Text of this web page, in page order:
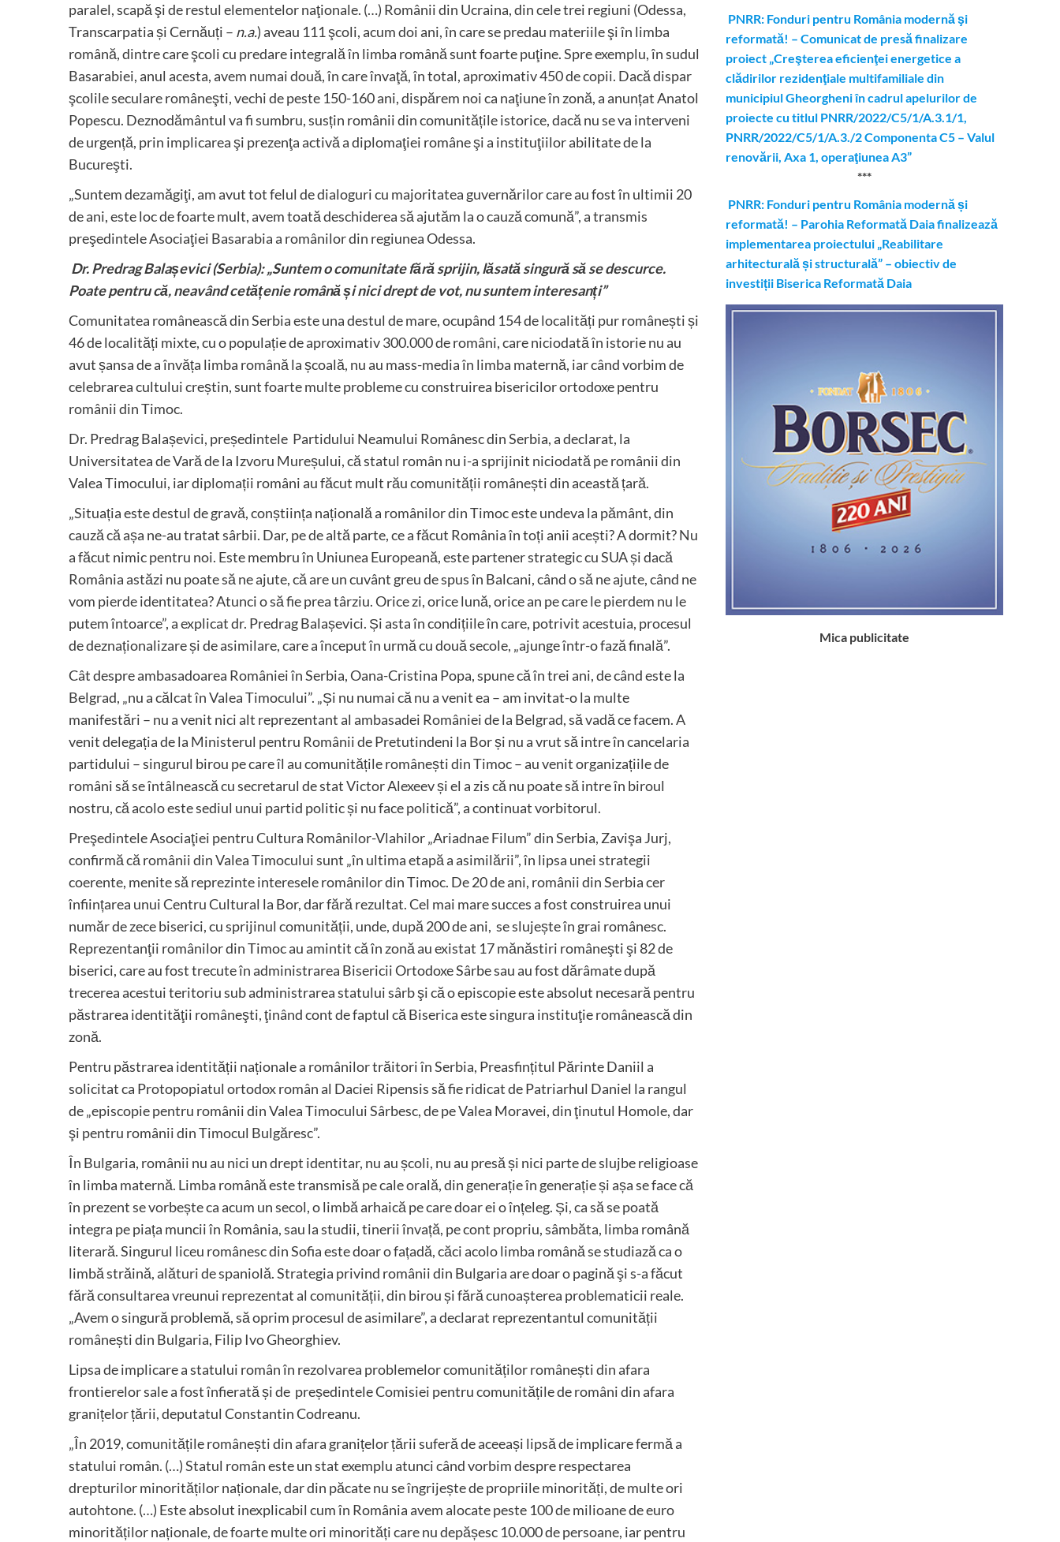
paralel, scapă şi de restul elementelor naţionale. (…) Românii din Ucraina, din cele trei regiuni (Odessa,
Transcarpatia și Cernăuți – n.a.) aveau 111 şcoli, acum doi ani, în care se predau materiile şi în limba
română, dintre care şcoli cu predare integrală în limba română sunt foarte puţine. Spre exemplu, în sudul
Basarabiei, anul acesta, avem numai două, în care învaţă, în total, aproximativ 450 de copii. Dacă dispar
şcolile seculare româneşti, vechi de peste 150-160 ani, dispărem noi ca naţiune în zonă, a anunțat Anatol
Popescu. Deznodământul va fi sumbru, susțin românii din comunitățile istorice, dacă nu se va interveni
de urgență, prin implicarea şi prezenţa activă a diplomaţiei române şi a instituţiilor abilitate de la
Bucureşti.
„Suntem dezamăgiţi, am avut tot felul de dialoguri cu majoritatea guvernărilor care au fost în ultimii 20
de ani, este loc de foarte mult, avem toată deschiderea să ajutăm la o cauză comună”, a transmis
preşedintele Asociaţiei Basarabia a românilor din regiunea Odessa.
Dr. Predrag Balașevici (Serbia): „Suntem o comunitate fără sprijin, lăsată singură să se descurce.
Poate pentru că, neavând cetățenie română și nici drept de vot, nu suntem interesanți”
Comunitatea românească din Serbia este una destul de mare, ocupând 154 de localități pur românești și
46 de localități mixte, cu o populație de aproximativ 300.000 de români, care niciodată în istorie nu au
avut șansa de a învăța limba română la școală, nu au mass-media în limba maternă, iar când vorbim de
celebrarea cultului creștin, sunt foarte multe probleme cu construirea bisericilor ortodoxe pentru
românii din Timoc.
Dr. Predrag Balașevici, președintele Partidului Neamului Românesc din Serbia, a declarat, la
Universitatea de Vară de la Izvoru Mureșului, că statul român nu i-a sprijinit niciodată pe românii din
Valea Timocului, iar diplomații români au făcut mult rău comunității românești din această țară.
„Situația este destul de gravă, conștiința națională a românilor din Timoc este undeva la pământ, din
cauză că așa ne-au tratat sârbii. Dar, pe de altă parte, ce a făcut România în toți anii acești? A dormit? Nu
a făcut nimic pentru noi. Este membru în Uniunea Europeană, este partener strategic cu SUA și dacă
România astăzi nu poate să ne ajute, că are un cuvânt greu de spus în Balcani, când o să ne ajute, când ne
vom pierde identitatea? Atunci o să fie prea târziu. Orice zi, orice lună, orice an pe care le pierdem nu le
putem întoarce”, a explicat dr. Predrag Balașevici. Și asta în condițiile în care, potrivit acestuia, procesul
de deznaționalizare și de asimilare, care a început în urmă cu două secole, „ajunge într-o fază finală”.
Cât despre ambasadoarea României în Serbia, Oana-Cristina Popa, spune că în trei ani, de când este la
Belgrad, „nu a călcat în Valea Timocului”. „Și nu numai că nu a venit ea – am invitat-o la multe
manifestări – nu a venit nici alt reprezentant al ambasadei României de la Belgrad, să vadă ce facem. A
venit delegația de la Ministerul pentru Românii de Pretutindeni la Bor și nu a vrut să intre în cancelaria
partidului – singurul birou pe care îl au comunitățile românești din Timoc – au venit organizațiile de
români să se întâlnească cu secretarul de stat Victor Alexeev și el a zis că nu poate să intre în biroul
nostru, că acolo este sediul unui partid politic și nu face politică”, a continuat vorbitorul.
Preşedintele Asociaţiei pentru Cultura Românilor-Vlahilor „Ariadnae Filum” din Serbia, Zavişa Jurj,
confirmă că românii din Valea Timocului sunt „în ultima etapă a asimilării”, în lipsa unei strategii
coerente, menite să reprezinte interesele românilor din Timoc. De 20 de ani, românii din Serbia cer
înființarea unui Centru Cultural la Bor, dar fără rezultat. Cel mai mare succes a fost construirea unui
număr de zece biserici, cu sprijinul comunității, unde, după 200 de ani, se slujește în grai românesc.
Reprezentanţii românilor din Timoc au amintit că în zonă au existat 17 mănăstiri româneşti şi 82 de
biserici, care au fost trecute în administrarea Bisericii Ortodoxe Sârbe sau au fost dărâmate după
trecerea acestui teritoriu sub administrarea statului sârb şi că o episcopie este absolut necesară pentru
păstrarea identităţii româneşti, ţinând cont de faptul că Biserica este singura instituţie românească din
zonă.
Pentru păstrarea identității naționale a românilor trăitori în Serbia, Preasfințitul Părinte Daniil a
solicitat ca Protopopiatul ortodox român al Daciei Ripensis să fie ridicat de Patriarhul Daniel la rangul
de „episcopie pentru românii din Valea Timocului Sârbesc, de pe Valea Moravei, din ţinutul Homole, dar
şi pentru românii din Timocul Bulgăresc”.
În Bulgaria, românii nu au nici un drept identitar, nu au școli, nu au presă și nici parte de slujbe religioase
în limba maternă. Limba română este transmisă pe cale orală, din generație în generație și așa se face că
în prezent se vorbește ca acum un secol, o limbă arhaică pe care doar ei o înțeleg. Și, ca să se poată
integra pe piața muncii în România, sau la studii, tinerii învață, pe cont propriu, sâmbăta, limba română
literară. Singurul liceu românesc din Sofia este doar o fațadă, căci acolo limba română se studiază ca o
limbă străină, alături de spaniolă. Strategia privind românii din Bulgaria are doar o pagină şi s-a făcut
fără consultarea vreunui reprezentat al comunității, din birou și fără cunoașterea problematicii reale.
„Avem o singură problemă, să oprim procesul de asimilare”, a declarat reprezentantul comunității
românești din Bulgaria, Filip Ivo Gheorghiev.
Lipsa de implicare a statului român în rezolvarea problemelor comunităților românești din afara
frontierelor sale a fost înfierată și de președintele Comisiei pentru comunitățile de români din afara
granițelor țării, deputatul Constantin Codreanu.
„În 2019, comunitățile românești din afara granițelor țării suferă de aceeași lipsă de implicare fermă a
statului român. (…) Statul român este un stat exemplu atunci când vorbim despre respectarea
drepturilor minorităților naționale, dar din păcate nu se îngrijește de propriile minorități, de multe ori
autohtone. (…) Este absolut inexplicabil cum în România avem alocate peste 100 de milioane de euro
minorităților naționale, de foarte multe ori minorități care nu depășesc 10.000 de persoane, iar pentru
PNRR: Fonduri pentru România modernă şi
reformată! – Comunicat de presă finalizare
proiect „Creşterea eficienţei energetice a
clădirilor rezidenţiale multifamiliale din
municipiul Gheorgheni în cadrul apelurilor de
proiecte cu titlul PNRR/2022/C5/1/A.3.1/1,
PNRR/2022/C5/1/A.3./2 Componenta C5 – Valul
renovării, Axa 1, operaţiunea A3”
***
PNRR: Fonduri pentru România modernă și
reformată! – Parohia Reformată Daia finalizează
implementarea proiectului „Reabilitare
arhitecturală și structurală” – obiectiv de
investiții Biserica Reformată Daia
Mica publicitate